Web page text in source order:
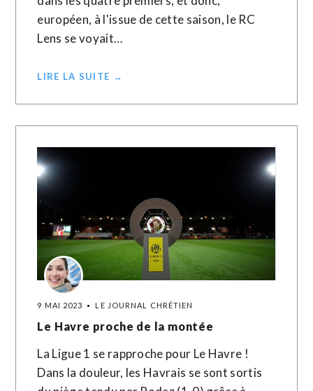
européen, à l'issue de cette saison, le RC
Lens se voyait…
LIRE LA SUITE →
9 MAI 2023 LE JOURNAL CHRÉTIEN
Le Havre proche de la montée
La Ligue 1 se rapproche pour Le Havre !
Dans la douleur, les Havrais se sont sortis